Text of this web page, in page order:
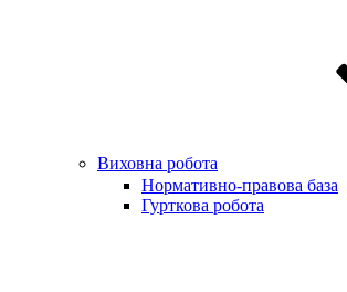
Виховна робота
Нормативно-правова база
Гурткова робота